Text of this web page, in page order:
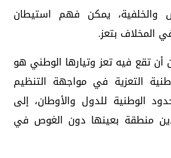
يمكن فهم استيطان
المخلاف بتعز.
أن تقع فيه تعز وتيارها الوطني هو
التعزية في مواجهة التنظيم
الوطنية للدول والأوطان، إلى
منطقة بعينها دون الغوص في